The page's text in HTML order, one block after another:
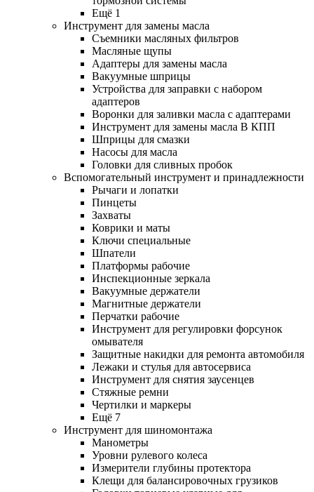
Ещё 1
Инструмент для замены масла
Съемники масляных фильтров
Масляные щупы
Адаптеры для замены масла
Вакуумные шприцы
Устройства для заправки с набором
адаптеров
Воронки для заливки масла с адаптерами
Инструмент для замены масла В КПП
Шприцы для смазки
Насосы для масла
Головки для сливных пробок
Вспомогательный инструмент и принадлежности
Рычаги и лопатки
Пинцеты
Захваты
Коврики и маты
Ключи специальные
Шпатели
Платформы рабочие
Инспекционные зеркала
Вакуумные держатели
Магнитные держатели
Перчатки рабочие
Инструмент для регулировки форсунок
омывателя
Защитные накидки для ремонта автомобиля
Лежаки и стулья для автосервиса
Инструмент для снятия заусенцев
Стяжные ремни
Чертилки и маркеры
Ещё 7
Инструмент для шиномонтажа
Манометры
Уровни рулевого колеса
Измерители глубины протектора
Клещи для балансировочных грузиков